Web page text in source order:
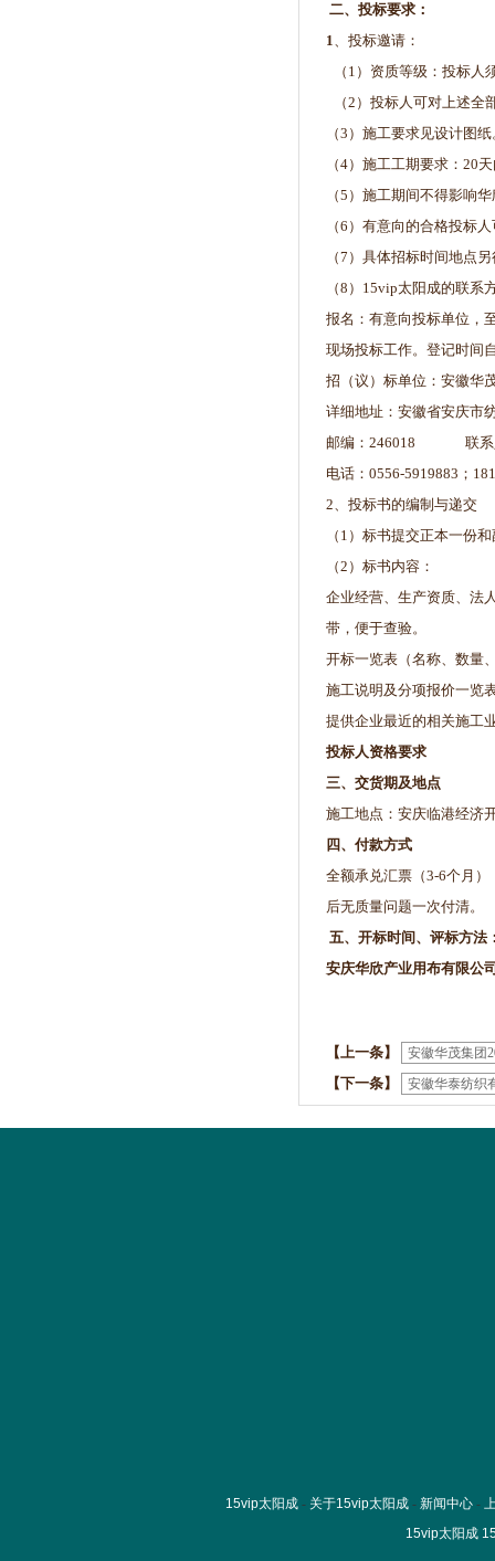
二、投标要求：
1、投标邀请：
（1）资质等级：投标
（2）投标人可对上述全
（3）施工要求见设计图纸
（4）施工工期要求：20
（5）施工期间不得影响
（6）有意向的合格投标
（7）具体招标时间地点
（8）15vip太阳成的联系
报名：有意向投标单位，
现场投标工作。登记时间
招（议）标单位：安徽华
详细地址：安徽省安庆市
邮编：246018 联系
电话：0556-5919883；
2、投标书的编制与递交
（1）标书提交正本一份
（2）标书内容：
企业经营、生产资质、法
带，便于查验。
开标一览表（名称、数量
施工说明及分项报价一览
提供企业最近的相关施工
投标人资格要求
三、交货期及地点
施工地点：安庆临港经济
四、付款方式
全额承兑汇票（3-6个月
后无质量问题一次付清。
五、开标时间、评标方法
安庆华欣产业用布有限公
【上一条】 安徽华茂集团
【下一条】 安徽华泰纺织
15vip太阳成 - 关于15vip太阳成 - 新闻中心 -
15vip太阳成